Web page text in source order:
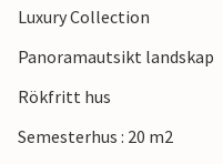
rekommenderar en
Luxury Collection
Panoramautsikt landskap
Rökfritt hus
Semesterhus : 20 m2